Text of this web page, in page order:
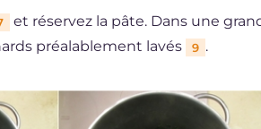
et réservez la pâte. Dans une
préalablement lavés 9 .